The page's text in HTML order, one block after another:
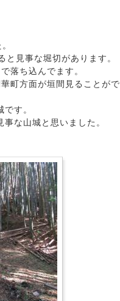
見事な堀切があります。
落ち込んでます。
町方面が垣間見ることがで
す。
な山城と思いました。